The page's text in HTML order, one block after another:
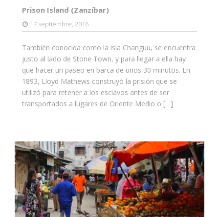
Prison Island (Zanzíbar)
17 septiembre, 2016
También conocida como la isla Changuu, se encuentra
justo al lado de Stone Town, y para llegar a ella hay
que hacer un paseo en barca de unos 30 minutos. En
1893, Lloyd Mathews construyó la prisión que se
utilizó para retener a los esclavos antes de ser
transportados a lugares de Oriente Medio o […]